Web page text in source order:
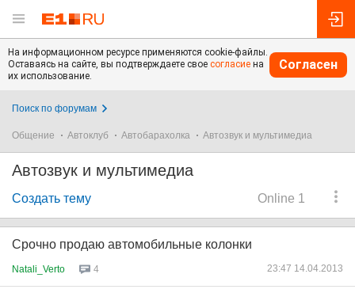
На информационном ресурсе применяются cookie-файлы.
Оставаясь на сайте, вы подтверждаете свое согласие на
их использование.
Согласен
Поиск по форумам
Общение Автоклуб Автобарахолка Автозвук и мультимедиа
Автозвук и мультимедиа
Online 1
Создать тему
Срочно продаю автомобильные колонки
Natali_Verto 4 23:47 14.04.2013